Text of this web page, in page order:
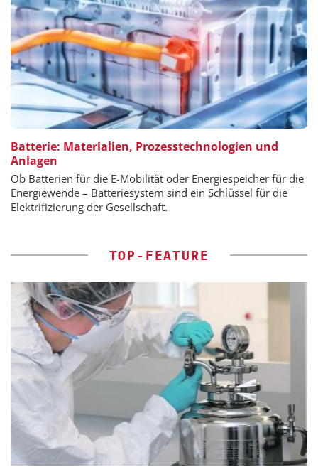
Batterie: Materialien, Prozesstechnologien und
Anlagen
Ob Batterien für die E-Mobilität oder Energiespeicher für die
Energiewende – Batteriesystem sind ein Schlüssel für die
Elektrifizierung der Gesellschaft.
TOP-FEATURE